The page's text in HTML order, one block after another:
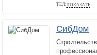
ТЕЛ:ПОКАЗАТЬ
89244031559
СибДом